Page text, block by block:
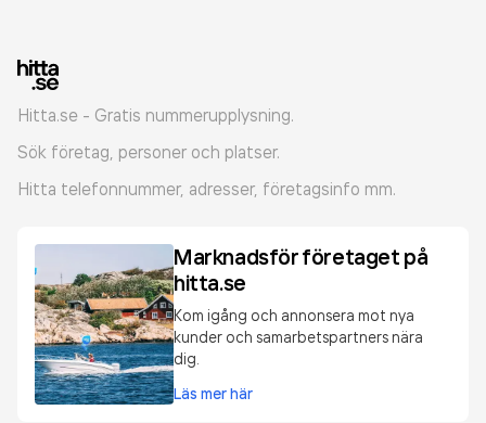
Hitta.se - Gratis nummerupplysning.
Sök företag, personer och platser.
Hitta telefonnummer, adresser, företagsinfo mm.
Marknadsför företaget på
hitta.se
Kom igång och annonsera mot nya
kunder och samarbetspartners nära
dig.
Läs mer här